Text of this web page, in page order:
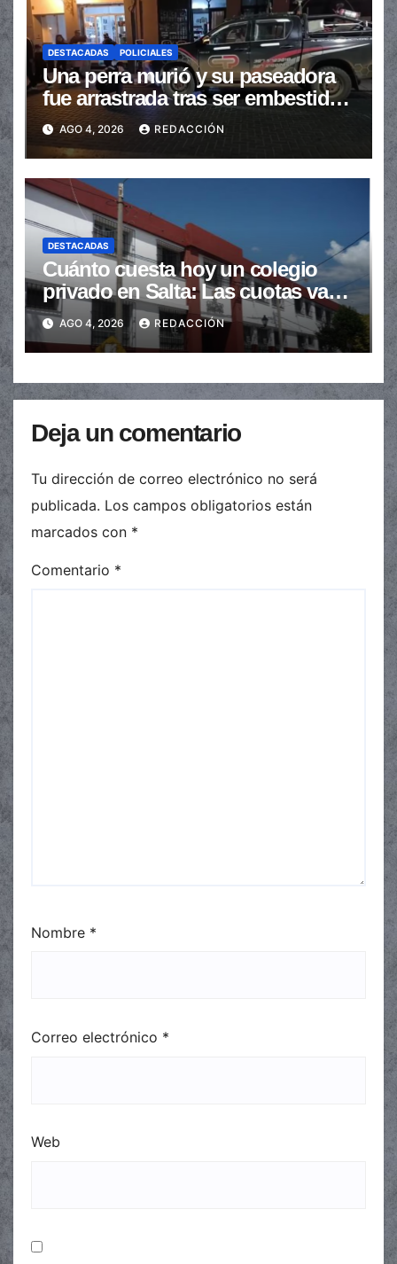
DESTACADAS POLICIALES
Una perra murió y su paseadora
fue arrastrada tras ser embestidas
en la senda peatonal
AGO 4, 2026 REDACCIÓN
DESTACADAS
Cuánto cuesta hoy un colegio
privado en Salta: Las cuotas van
de $110.000 a más de $600.000
AGO 4, 2026 REDACCIÓN
Deja un comentario
Tu dirección de correo electrónico no será
publicada. Los campos obligatorios están
marcados con *
Comentario *
Nombre *
Correo electrónico *
Web